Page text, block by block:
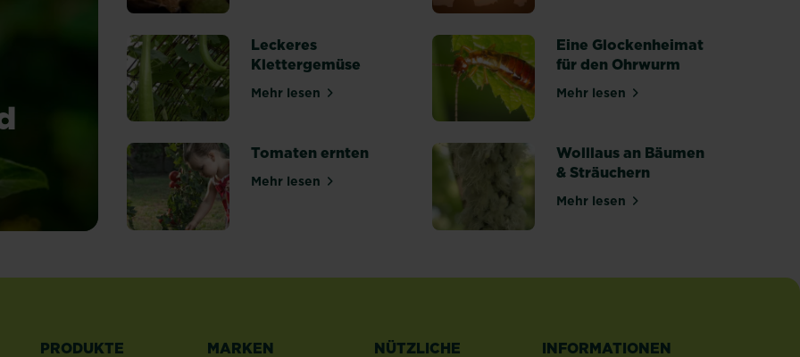
Leckeres
Klettergemüse
Mehr lesenüber Leckeres Klettergemüse
Eine Glockenheimat
für den Ohrwurm
Mehr lesenüber Eine Glockenheimat für
Tomaten ernten
Mehr lesenüber Tomaten ernten
Wolllaus an Bäumen
& Sträuchern
Mehr lesenüber Wolllaus an Bäumen &
PRODUKTE MARKEN
NÜTZLICHE
INFORMATIONEN